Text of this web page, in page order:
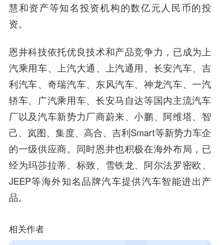
慧和资产等知名投资机构的数亿元人民币的投
资。
恩井科技依托优良技术和产品竞争力，已成为上
汽乘用车、上汽大通、上汽通用、长安汽车、吉
利汽车、奇瑞汽车、东风汽车、神龙汽车、一汽
轿车、广汽乘用车、长安马自达等国内主流汽车
厂以及汽车新势力厂商蔚来、小鹏、阿维塔、智
己、岚图、集度、高合、吉利Smart等新势力车企
的一级供应商。同时恩井也积极在海外布局，已
经为玛莎拉蒂、标致、雪铁龙、阿尔法罗密欧、
JEEP等海外知名品牌汽车提供汽车智能进出产
品。
相关作者